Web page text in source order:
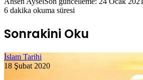
6 dakika okuma süresi
Sonrakini Oku
İslam Tarihi
18 Şubat 2020